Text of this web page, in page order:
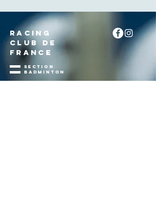
RACING
CLUB DE
FRANCE
section
badminton